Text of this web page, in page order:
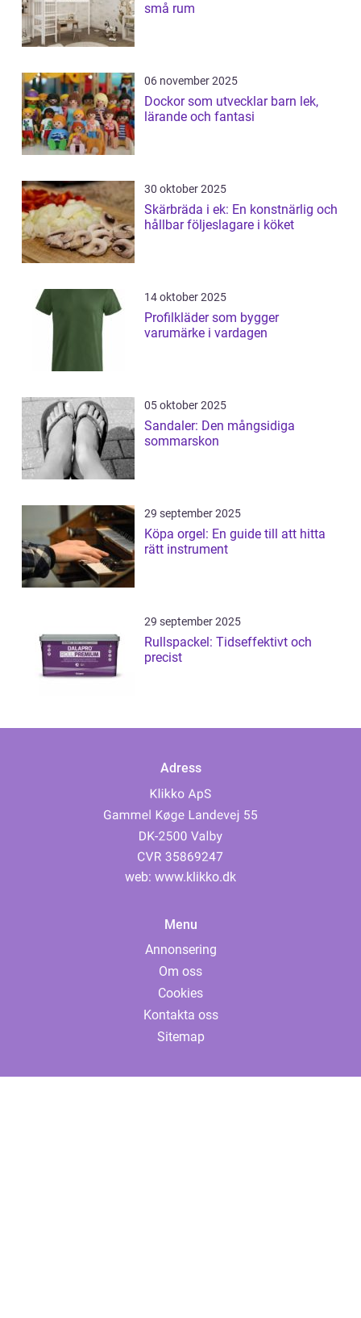
små rum
06 november 2025
Dockor som utvecklar barn lek,
lärande och fantasi
30 oktober 2025
Skärbräda i ek: En konstnärlig och
hållbar följeslagare i köket
14 oktober 2025
Profilkläder som bygger
varumärke i vardagen
05 oktober 2025
Sandaler: Den mångsidiga
sommarskon
29 september 2025
Köpa orgel: En guide till att hitta
rätt instrument
29 september 2025
Rullspackel: Tidseffektivt och
precist
Adress
web: www.klikko.dk
Menu
Annonsering
Om oss
Cookies
Kontakta oss
Sitemap